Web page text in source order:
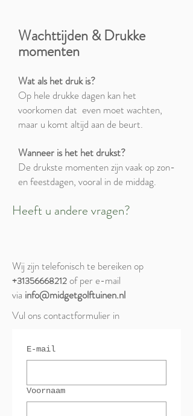
Wachttijden & Drukke
momenten
Wat als het druk is?
Op hele drukke dagen kan het
voorkomen dat even moet wachten,
maar u komt altijd aan de beurt.
Wanneer is het het drukst?
De drukste momenten zijn vaak op zon-
en feestdagen, vooral in de middag.
Heeft u andere vragen?
Wij zijn telefonisch te bereiken op
+31356668212of per e-mail
via info@midgetgolftuinen.nl
Vul ons contactformulier in
E-mail
Voornaam